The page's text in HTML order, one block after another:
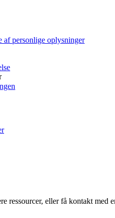
Ryd alle Udført
personlige oplysninger
ressourcer, eller få kontakt med